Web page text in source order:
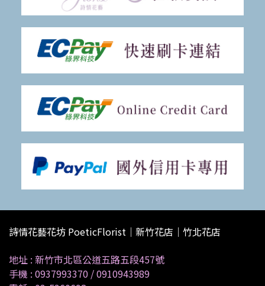
詩情花藝花坊 PoeticFlorist｜新竹花店｜竹北花店
地址 : 新竹市北區公道五路五段457號
手機 : 0937993370 /0910943989